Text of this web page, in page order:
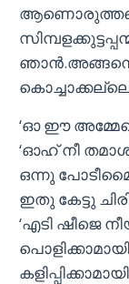
ഞാന്‍.അങ്ങനെ
‘ഓ ഈ
‘ഓഹ് നീ
ഒന്നു
ഇതു കേട്ടു
‘എടി ഷീജെ